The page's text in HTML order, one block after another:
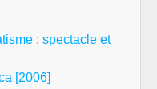
: spectacle et
[2006]